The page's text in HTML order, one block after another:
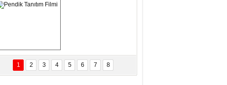
SANAL KERHANE!
Abbas Levent Ertekin
Sanal Medyanın Dijital Savaş Alanı
Pendik Tanıtım
Filmi
1 2 3 4 5 6 7 8